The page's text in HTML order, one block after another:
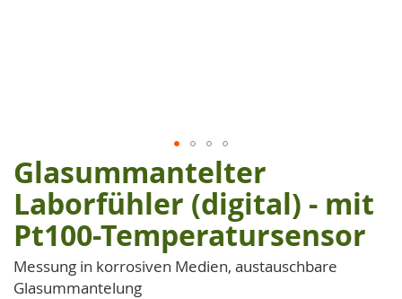
Zum
Anfang
der
Bildgalerie
springen
Glasummantelter
Laborfühler (digital) - mit
Pt100-Temperatursensor
Messung in korrosiven Medien, austauschbare
Glasummantelung